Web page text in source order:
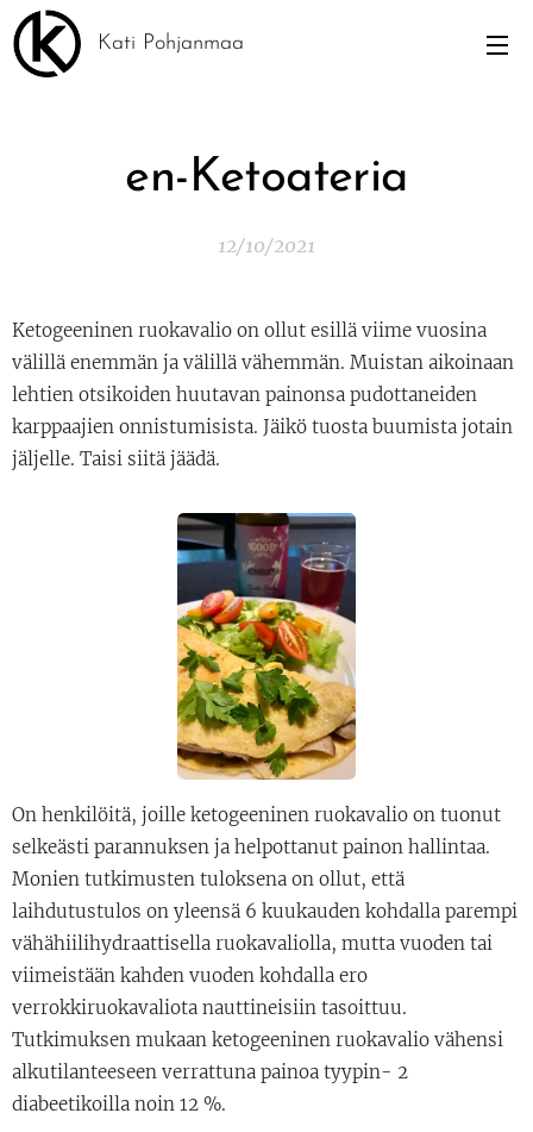
Kati Pohjanmaa
en-Ketoateria
12/10/2021
Ketogeeninen ruokavalio on ollut esillä viime vuosina
välillä enemmän ja välillä vähemmän. Muistan aikoinaan
lehtien otsikoiden huutavan painonsa pudottaneiden
karppaajien onnistumisista. Jäikö tuosta buumista jotain
jäljelle. Taisi siitä jäädä.
On henkilöitä, joille ketogeeninen ruokavalio on tuonut
selkeästi parannuksen ja helpottanut painon hallintaa.
Monien tutkimusten tuloksena on ollut, että
laihdutustulos on yleensä 6 kuukauden kohdalla parempi
vähähiilihydraattisella ruokavaliolla, mutta vuoden tai
viimeistään kahden vuoden kohdalla ero
verrokkiruokavaliota nauttineisiin tasoittuu.
Tutkimuksen mukaan ketogeeninen ruokavalio vähensi
alkutilanteeseen verrattuna painoa tyypin- 2
diabeetikoilla noin 12 %.